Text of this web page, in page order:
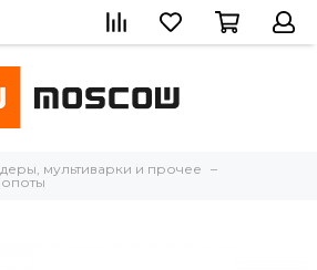
мультиварки и прочее